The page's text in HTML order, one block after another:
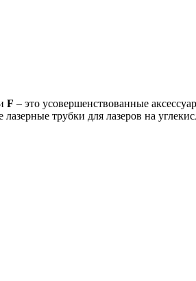
F – это усовершенствованные
трубки для лазеров на